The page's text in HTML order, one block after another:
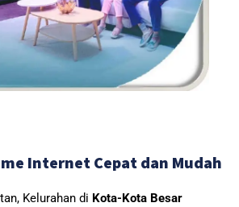
Internet Cepat dan Mudah
Kelurahan di Kota-Kota Besar